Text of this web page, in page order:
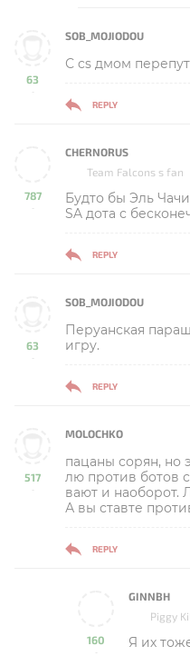
63
-
SOB_MOJIODOU
С cs дмом
REPLY
787
-
CHERNORUS
Team Falcons s fan
Будто бы Эль
SA дота с
REPLY
63
-
SOB_MOJIODOU
Перуанская
игру.
REPLY
517
-
MOLOCHKO
пацаны сорян, но
лю против ботов
вают и наоборот.
А вы ставте
REPLY
160
-
GINNBH
Piggy
Я их